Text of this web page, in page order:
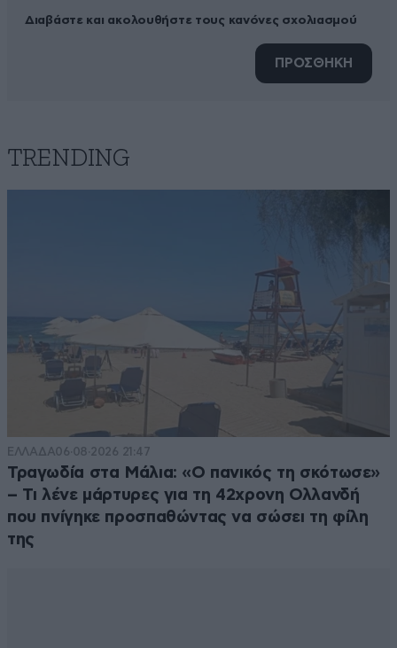
Διαβάστε και ακολουθήστε τους κανόνες σχολιασμού
ΠΡΟΣΘΗΚΗ
TRENDING
ΕΛΛΑΔΑ06·08·2026 21:47
Τραγωδία στα Μάλια: «Ο πανικός τη σκότωσε»
– Τι λένε μάρτυρες για τη 42χρονη Ολλανδή
που πνίγηκε προσπαθώντας να σώσει τη φίλη
της